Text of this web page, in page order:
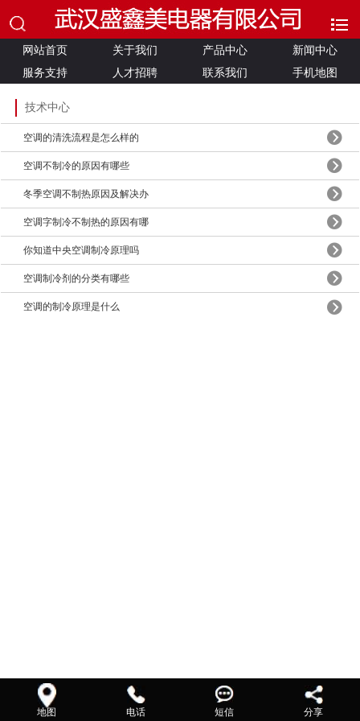
网站首页 关于我们 产品中心
新闻中心
服务支持
人才招聘 联系我们 手机地图
技术中心
空调的清洗流程是怎么样的
空调不制冷的原因有哪些
冬季空调不制热原因及解决办
空调字制冷不制热的原因有哪
你知道中央空调制冷原理吗
空调制冷剂的分类有哪些
空调的制冷原理是什么
地图 电话 短信 分享